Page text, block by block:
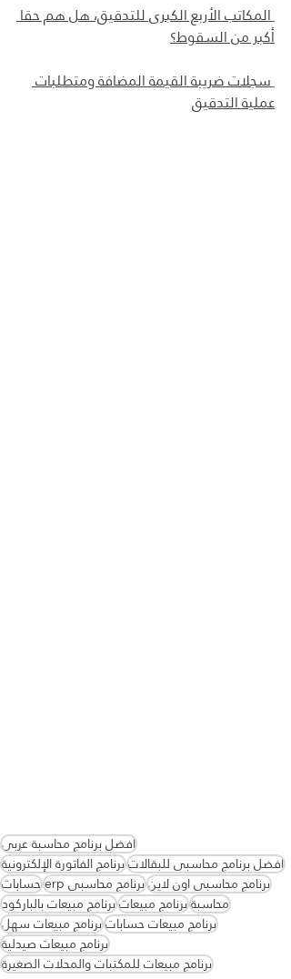
المكاتب الأربع الكبرى للتدقيق، هل هم حقا
أكبر من السقوط؟
سجلات ضريبة القيمة المضافة ومتطلبات
عملية التدقيق
افضل برنامج محاسبة عربي
افضل برنامج محاسبي للبقالاتبرنامج الفاتورة الإلكترونية
برنامج محاسبي اون لاينبرنامج محاسبي erp
حسابات
محاسبةبرنامج مبيعاتبرنامج مبيعات بالباركود
برنامج مبيعات حساباتبرنامج مبيعات سهل
برنامج مبيعات صيدلية
برنامج مبيعات للمكتبات والمحلات الصغيرة